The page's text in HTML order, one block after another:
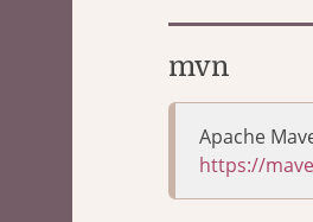
mvn
Apache
https://